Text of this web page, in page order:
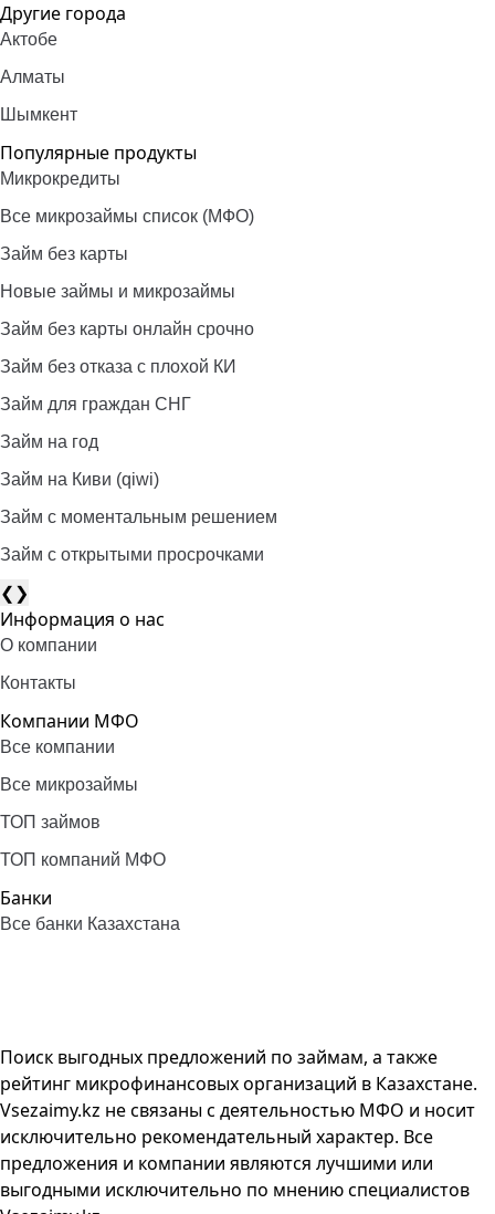
Другие города
Актобе
Алматы
Шымкент
Популярные продукты
Микрокредиты
Все микрозаймы список (МФО)
Займ без карты
Новые займы и микрозаймы
Займ без карты онлайн срочно
Займ без отказа с плохой КИ
Займ для граждан СНГ
Займ на год
Займ на Киви (qiwi)
Займ c моментальным решением
Займ с открытыми просрочками
❮❯
Информация о нас
О компании
Контакты
Компании МФО
Все компании
Все микрозаймы
ТОП займов
ТОП компаний МФО
Банки
Все банки Казахстана
Поиск выгодных предложений по займам, а также
рейтинг микрофинансовых организаций в Казахстане.
Vsezaimy.kz не связаны с деятельностью МФО и носит
исключительно рекомендательный характер. Все
предложения и компании являются лучшими или
выгодными исключительно по мнению специалистов